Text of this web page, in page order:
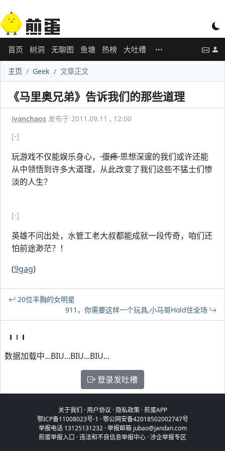
首页 树洞 无聊图 鱼塘 热榜 大吐槽
主页 Geek 文章正文
《马里奥兄弟》告诉我们的那些道理
ivanchaos 发布于 2011.09.11 , 12:00
[-]
玩游戏不仅能娱乐身心， 蛋疼思想深邃的我们或许还能
从中领悟到许多大道理，从此改变了我们这些不猛士们惨
淡的人生？
[-]
英雄不问出处，水管工老大叔都能成就一段传奇，咱们还
怕前途渺茫？！
(9gag)
20位丰胸的女明星
911，你需要这样一个玩具,小马哥Hold住全场
数据加载中...BIU...BIU...BIU...
登录发吐槽
关于我们 ·用户协议 · 隐私政策·煎蛋APP
鄂ICP备11008023号-1 ·鄂公网安备42018502002747号
举报电话 13125131232 · 举报邮箱 jubao@jandan.com
煎蛋举报入口 ·违法和不良信息举报中心 ·涉企举报专区